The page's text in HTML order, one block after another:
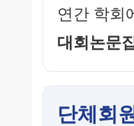
연간 학회
대회논문
단체회